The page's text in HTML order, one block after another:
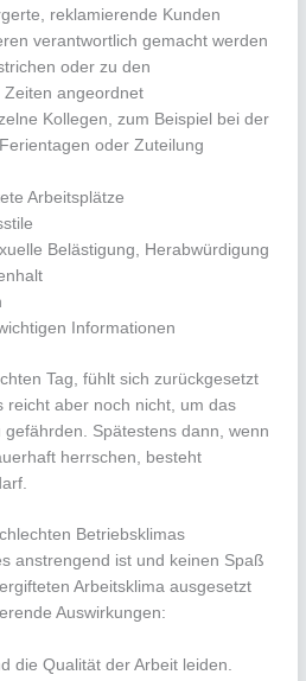
reklamierende Kunden
verantwortlich gemacht werden
oder zu den
Zeiten angeordnet
Kollegen, zum Beispiel bei der
oder Zuteilung
Arbeitsplätze
Belästigung, Herabwürdigung
Informationen
Tag, fühlt sich zurückgesetzt
reicht aber noch nicht, um das
Spätestens dann, wenn
herrschen, besteht
Betriebsklimas
anstrengend ist und keinen Spaß
Arbeitsklima ausgesetzt
Auswirkungen:
die Qualität der Arbeit leiden.